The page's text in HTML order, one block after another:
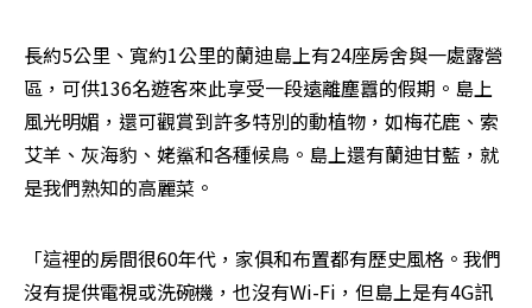
長約5公里、寬約1公里的蘭迪島上有24座房舍與一處露營
區，可供136名遊客來此享受一段遠離塵囂的假期。島上
風光明媚，還可觀賞到許多特別的動植物，如梅花鹿、索
艾羊、灰海豹、姥鯊和各種候鳥。島上還有蘭迪甘藍，就
是我們熟知的高麗菜。
「這裡的房間很60年代，家俱和布置都有歷史風格。我們
沒有提供電視或洗碗機，也沒有Wi-Fi，但島上是有4G訊